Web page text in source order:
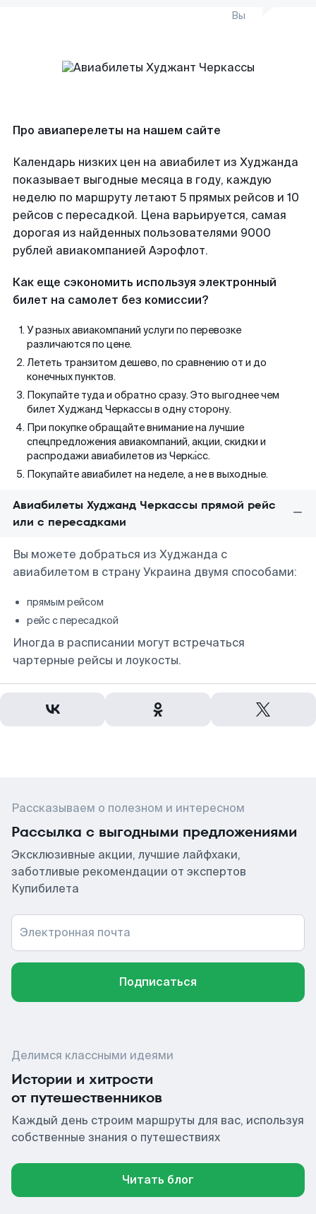
Вы
Про авиаперелеты на нашем сайте
Календарь низких цен на авиабилет из Худжанда
показывает выгодные месяца в году, каждую
неделю по маршруту летают 5 прямых рейсов и 10
рейсов с пересадкой. Цена варьируется, самая
дорогая из найденных пользователями 9000
рублей авиакомпанией Аэрофлот.
Как еще сэкономить используя электронный
билет на самолет без комиссии?
У разных авиакомпаний услуги по перевозке
различаются по цене.
Лететь транзитом дешево, по сравнению от и до
конечных пунктов.
Покупайте туда и обратно сразу. Это выгоднее чем
билет Худжанд Черкассы в одну сторону.
При покупке обращайте внимание на лучшие
спецпредложения авиакомпаний, акции, скидки и
распродажи авиабилетов из Черка́сс.
Покупайте авиабилет на неделе, а не в выходные.
Авиабилеты Худжанд Черкассы прямой рейс
или с пересадками
Вы можете добраться из Худжанда с
авиабилетом в страну Украина двумя способами:
прямым рейсом
рейс с пересадкой
Иногда в расписании могут встречаться
чартерные рейсы и лоукосты.
Рассказываем о полезном и интересном
Рассылка с выгодными предложениями
Эксклюзивные акции, лучшие лайфхаки,
заботливые рекомендации от экспертов
Купибилета
Электронная почта
Подписаться
Делимся классными идеями
Истории и хитрости
от путешественников
Каждый день строим маршруты для вас, используя
собственные знания о путешествиях
Читать блог